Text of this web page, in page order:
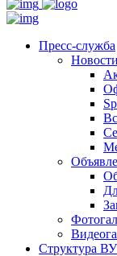
Пресс-служба
Новости
Структура